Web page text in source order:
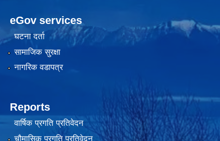
eGov services
घटना दर्ता
सामाजिक सुरक्षा
नागरिक वडापत्र
Reports
वार्षिक प्रगति प्रतिवेदन
चौमासिक प्रगति प्रतिवेदन